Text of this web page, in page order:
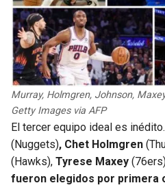
Murray, Holmgren, Johnson,
Getty Images via AFP
El tercer equipo ideal es
(Nuggets), Chet Holmgren
(Hawks), Tyrese Maxey
fueron elegidos por primera